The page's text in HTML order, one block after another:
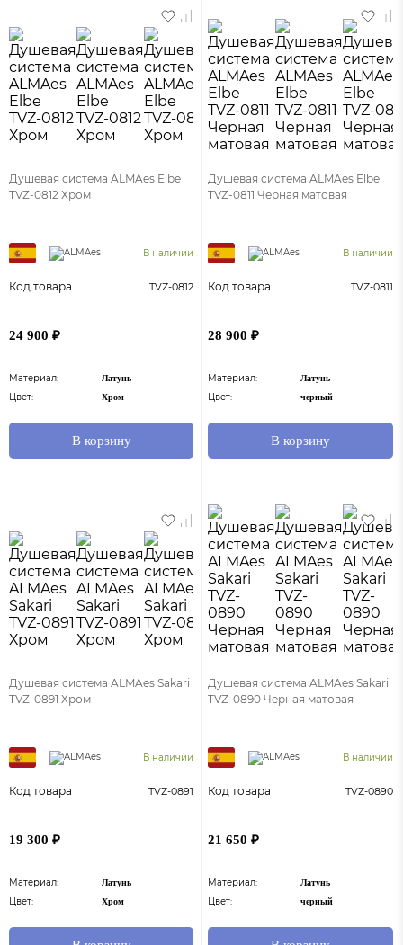
Душевая система ALMAes Elbe
TVZ-0812 Хром
В наличии
Код товара TVZ-0812
24 900 ₽
Материал: Латунь
Цвет: Хром
В корзину
Душевая система ALMAes Elbe
TVZ-0811 Черная матовая
В наличии
Код товара TVZ-0811
28 900 ₽
Материал: Латунь
Цвет: черный
В корзину
Душевая система ALMAes Sakari
TVZ-0891 Хром
В наличии
Код товара TVZ-0891
19 300 ₽
Материал: Латунь
Цвет: Хром
Душевая система ALMAes Sakari
TVZ-0890 Черная матовая
В наличии
Код товара TVZ-0890
21 650 ₽
Материал: Латунь
Цвет: черный